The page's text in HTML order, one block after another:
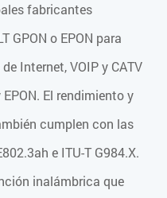
fabricantes
GPON o EPON para
Internet, VOIP y CATV
El rendimiento y
cumplen con las
e ITU-T G984.X.
inalámbrica que